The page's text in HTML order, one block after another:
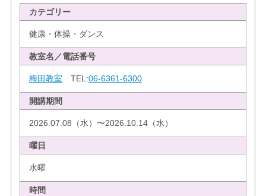
カテゴリー
健康・体操・ダンス
教室名／電話番号
梅田教室 TEL:06-6361-6300
開講期間
2026.07.08（水）〜2026.10.14（水）
曜日
水曜
時間